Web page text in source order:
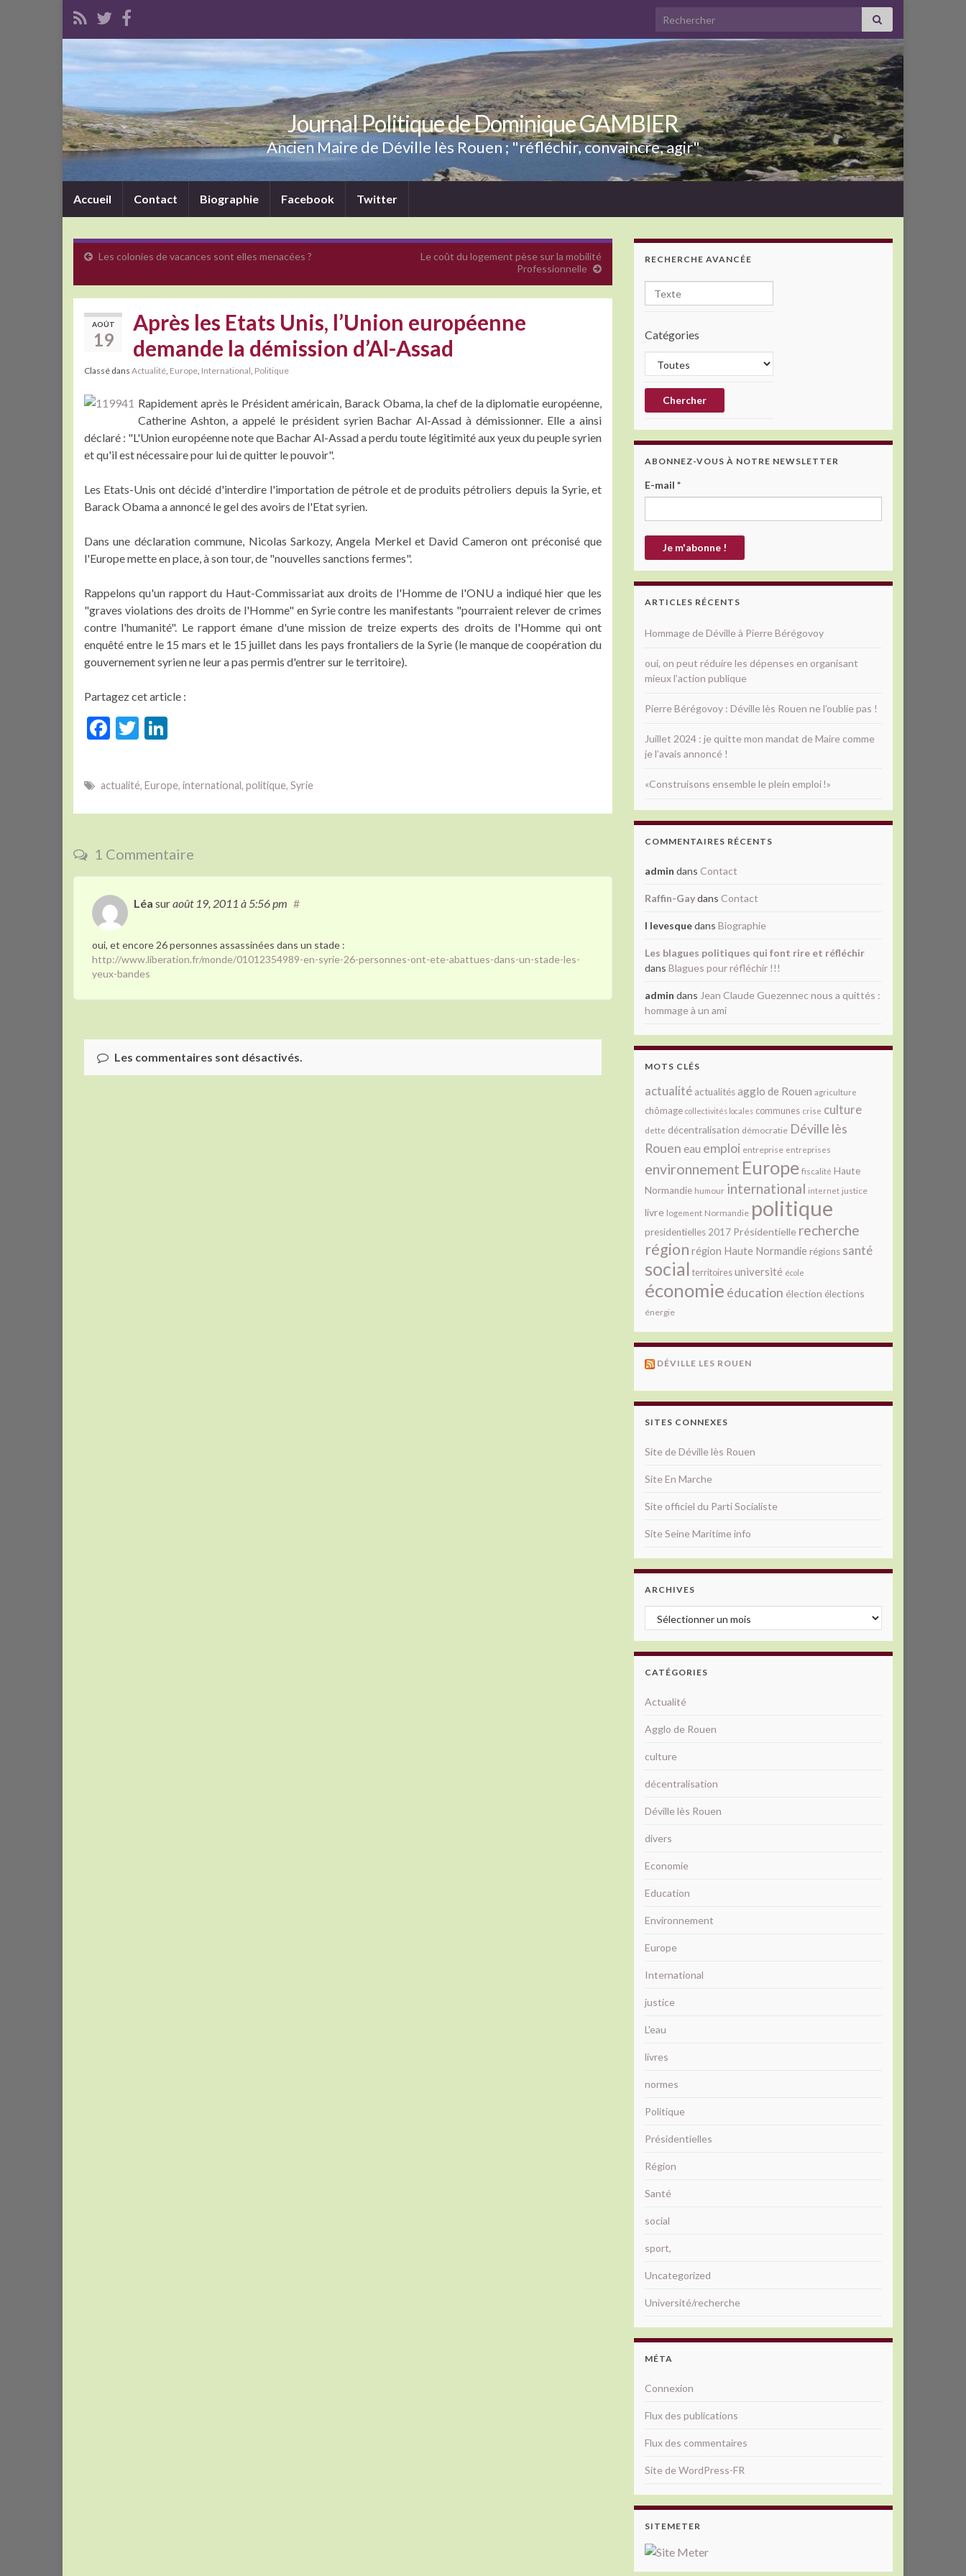
Search for:
Journal Politique de Dominique GAMBIER
Ancien Maire de Déville lès Rouen ; "réfléchir, convaincre, agir"
Accueil Contact Biographie Facebook Twitter
Les colonies de vacances sont elles menacées ?
Le coût du logement pèse sur la mobilité
Professionnelle
AOÛT
19
Après les Etats Unis, l’Union européenne
demande la démission d’Al-Assad
Classé dans Actualité, Europe, International, Politique
Rapidement après le Président américain, Barack Obama, la chef de la diplomatie européenne,
Catherine Ashton, a appelé le président syrien Bachar Al-Assad à démissionner. Elle a ainsi
déclaré : "L'Union européenne note que Bachar Al-Assad a perdu toute légitimité aux yeux du peuple syrien
et qu'il est nécessaire pour lui de quitter le pouvoir".
Les Etats-Unis ont décidé d'interdire l'importation de pétrole et de produits pétroliers depuis la Syrie, et
Barack Obama a annoncé le gel des avoirs de l'Etat syrien.
Dans une déclaration commune, Nicolas Sarkozy, Angela Merkel et David Cameron ont préconisé que
l'Europe mette en place, à son tour, de "nouvelles sanctions fermes".
Rappelons qu'un rapport du Haut-Commissariat aux droits de l'Homme de l'ONU a indiqué hier que les
"graves violations des droits de l'Homme" en Syrie contre les manifestants "pourraient relever de crimes
contre l'humanité". Le rapport émane d'une mission de treize experts des droits de l'Homme qui ont
enquêté entre le 15 mars et le 15 juillet dans les pays frontaliers de la Syrie (le manque de coopération du
gouvernement syrien ne leur a pas permis d'entrer sur le territoire).
Partagez cet article :
F
e
b
o
o
k
T
itt
er
ke
dI
n
actualité, Europe, international, politique, Syrie
1 Commentaire
Léa suraoût 19, 2011 à 5:56 pm #
oui, et encore 26 personnes assassinées dans un stade :
http://www.liberation.fr/monde/01012354989-en-syrie-26-personnes-ont-ete-abattues-dans-un-stade-les-
yeux-bandes
Les commentaires sont désactivés.
RECHERCHE AVANCÉE
Catégories
ABONNEZ-VOUS À NOTRE NEWSLETTER
E-mail *
ARTICLES RÉCENTS
Hommage de Déville à Pierre Bérégovoy
oui, on peut réduire les dépenses en organisant
mieux l’action publique
Pierre Bérégovoy : Déville lès Rouen ne l’oublie pas !
Juillet 2024 : je quitte mon mandat de Maire comme
je l’avais annoncé !
«Construisons ensemble le plein emploi !»
COMMENTAIRES RÉCENTS
admin dans Contact
Raffin-Gaydans Contact
l levesquedans Biographie
Les blagues politiques qui font rire et réfléchir
dans Blagues pour réfléchir !!!
admin dans Jean Claude Guezennec nous a quittés :
hommage à un ami
MOTS CLÉS
actualité actualitésagglo de Rouen agriculture
chômage collectivités locales communes crise culture
dette décentralisation démocratie Déville lès
Rouen eau emploi entreprise entreprises
environnement Europe fiscalité Haute
Normandie humour international internet justice
livre logement Normandie politique
presidentielles 2017 Présidentielle recherche
région région Haute Normandie régions santé
social territoiresuniversité école
économie éducation élection élections
énergie
DÉVILLE LES ROUEN
SITES CONNEXES
Site de Déville lès Rouen
Site En Marche
Site officiel du Parti Socialiste
Site Seine Maritime info
ARCHIVES
Archives
CATÉGORIES
Actualité
Agglo de Rouen
culture
décentralisation
Déville lès Rouen
divers
Economie
Education
Environnement
Europe
International
justice
L'eau
livres
normes
Politique
Présidentielles
Région
Santé
social
sport,
Uncategorized
Université/recherche
MÉTA
Connexion
Flux des publications
Flux des commentaires
Site de WordPress-FR
SITEMETER